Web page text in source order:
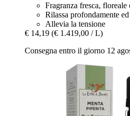
Fragranza fresca, floreale
Rilassa profondamente
Allevia la tensione
€ 14,19 (€ 1.419,00 / L)
Consegna entro il giorno 12